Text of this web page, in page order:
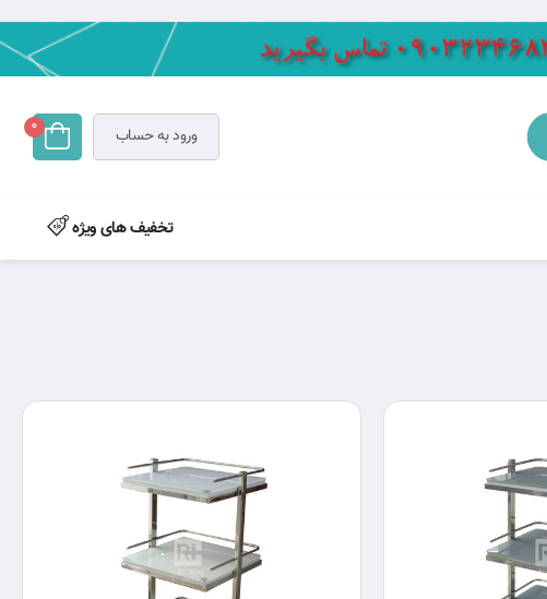
ورود به حساب 0
تخفیف های ویژه